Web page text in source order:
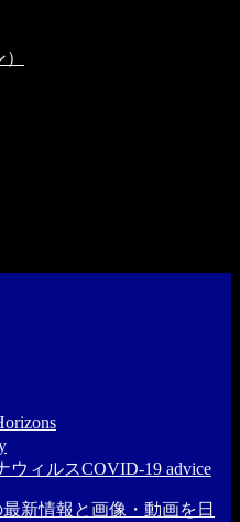
ウィルスCOVID-19 advice
新情報と画像・動画を日